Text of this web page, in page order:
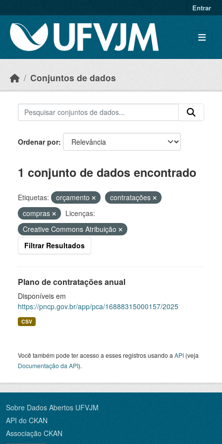
Entrar
Conjuntos de dados
Ordenar por
1 conjunto de dados encontrado
Etiquetas: orçamento
contratações
compras
Licenças:
Creative Commons Atribuição
Filtrar Resultados
Plano de contratações anual
Disponíveis em
https://pncp.gov.br/app/pca/16888315000157/2025
CSV
Você também pode ter acesso a esses registros usando a API (veja
Documentação da API).
Sobre Dados Abertos UFVJM
API do CKAN
Associação CKAN